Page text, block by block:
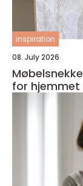
inspiration
08. July 2026
for